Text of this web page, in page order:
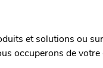
et solutions ou
occuperons de